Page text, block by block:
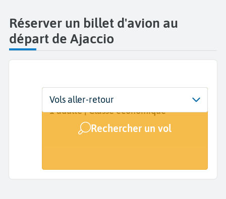
Réserver un billet d'avion au
départ de Ajaccio
Départ
Ajaccio Napoléon Bonaparte (AJA)
Dates
Dates de votre voyage
Voyageurs | Classe
1 adulte | Classe économique
Rechercher un vol
Vols aller-retour